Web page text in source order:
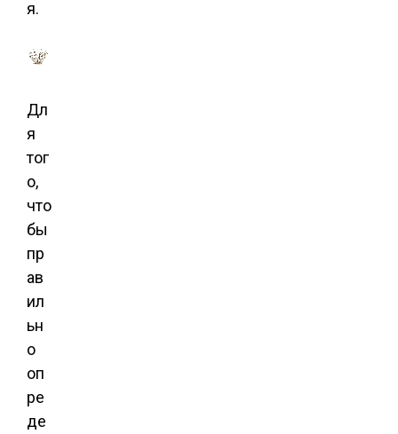
я.
Дл
я
тог
о,
что
бы
пр
ав
ил
ьн
о
оп
ре
де